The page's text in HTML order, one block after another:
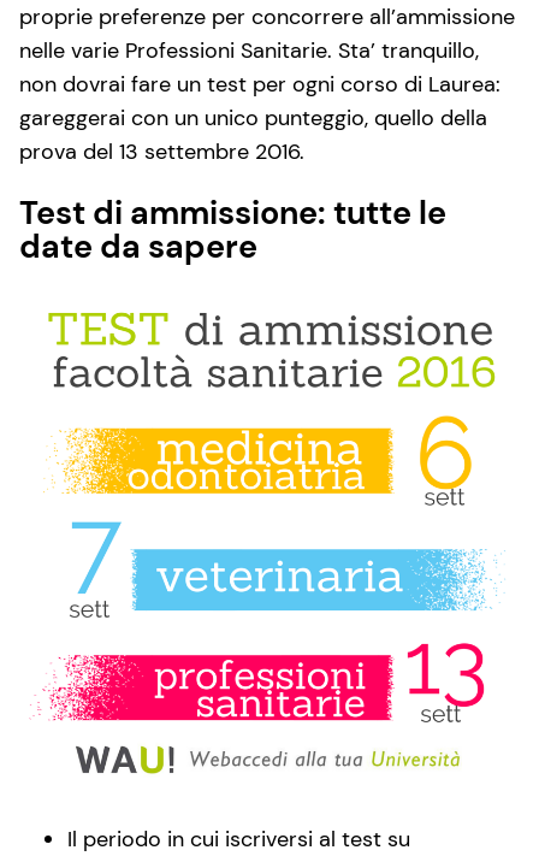
proprie preferenze per concorrere all’ammissione
nelle varie Professioni Sanitarie. Sta’ tranquillo,
non dovrai fare un test per ogni corso di Laurea:
gareggerai con un unico punteggio, quello della
prova del 13 settembre 2016.
Test di ammissione: tutte le
date da sapere
Il periodo in cui iscriversi al test su